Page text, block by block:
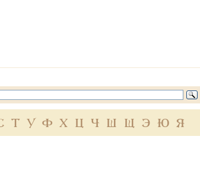
Т У Ф Х Ц Ч Ш Щ Э Ю Я